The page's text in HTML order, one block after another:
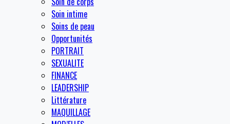
Soin intime
Soins de peau
Opportunités
PORTRAIT
SEXUALITE
FINANCE
LEADERSHIP
Littérature
MAQUILLAGE